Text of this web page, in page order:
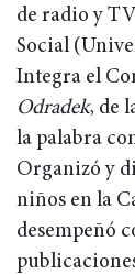
de radio y
Social
Integra el
Odradek, de
la palabra
Organizó y
niños en la
desempeñó